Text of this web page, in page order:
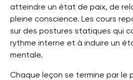
atteindre un état de paix, de
pleine conscience. Les cours
sur des postures statiques qui
rythme interne et à induire un
mentale.
Chaque leçon se termine par le